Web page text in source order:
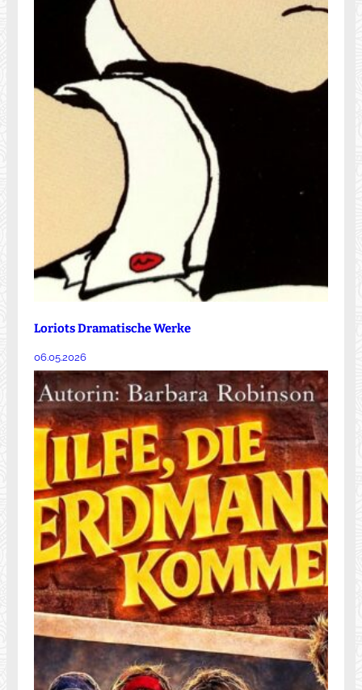
Loriots Dramatische Werke
06.05.2026